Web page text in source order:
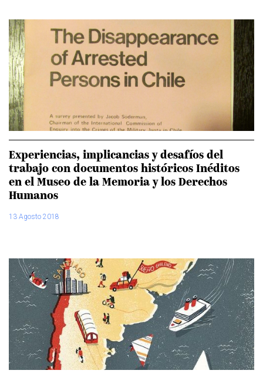
Experiencias, implicancias y desafíos del
trabajo con documentos históricos Inéditos
en el Museo de la Memoria y los Derechos
Humanos
13 Agosto 2018